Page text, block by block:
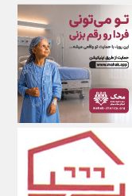
اکوفارس
اکونگار
اکونیوز
الف
انتشار آنلاین
اندیشه قرن
اندیشه معاصر
اندیشه ها
انرژی پرس
ای استخدام
ایتنا